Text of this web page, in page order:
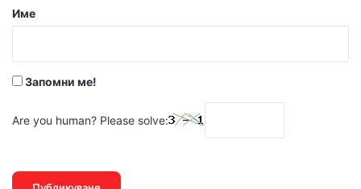
р
Име
Запомни ме!
Are you human? Please solve: